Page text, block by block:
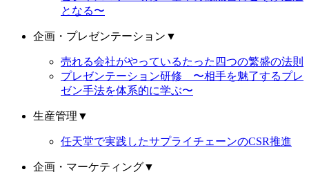
となる〜
企画・プレゼンテーション ▼
売れる会社がやっているたった四つの繁盛の法則
プレゼンテーション研修 〜相手を魅了するプレ
ゼン手法を体系的に学ぶ〜
生産管理 ▼
任天堂で実践したサプライチェーンのCSR推進
企画・マーケティング▼